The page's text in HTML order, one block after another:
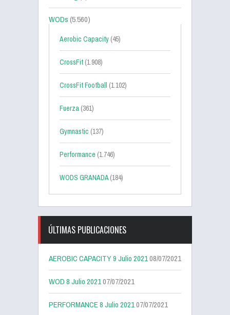
WODs(5.560)
Aerobic Capacity (45)
CrossFit (1.908)
CrossFit Football (1.102)
Fuerza (361)
Gymnastic (137)
Performance (1.746)
WODS GRANADA(184)
ÚLTIMAS PUBLICACIONES
AEROBIC CAPACITY 9 Julio 202108/07/2021
WOD 8 Julio 202107/07/2021
PERFORMANCE 8 Julio 202107/07/2021